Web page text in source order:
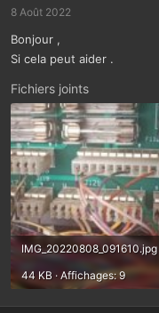
8 Août 2022
Bonjour ,
Si cela peut aider .
Fichiers joints
IMG_20220808_091610.jpg
44 KB · Affichages: 9